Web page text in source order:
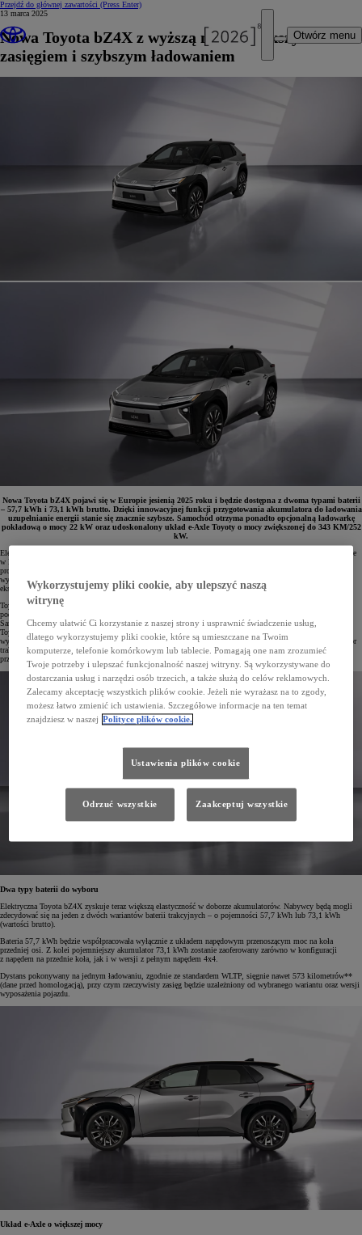
Przejdź do głównej zawartości (Press Enter)
Otwórz menu
13 marca 2025
Nowa Toyota bZ4X z wyższą mocą, większym
zasięgiem i szybszym ładowaniem
Nowa Toyota bZ4X pojawi się w Europie jesienią 2025 roku i będzie dostępna z dwoma typami baterii
– 57,7 kWh i 73,1 kWh brutto. Dzięki innowacyjnej funkcji przygotowania akumulatora do ładowania
uzupełnianie energii stanie się znacznie szybsze. Samochód otrzyma ponadto opcjonalną ładowarkę
pokładową o mocy 22 kW oraz udoskonalony układ e-Axle Toyoty o mocy zwiększonej do 343 KM/252
kW.
Elektryczny SUV Toyota bZ4X plasuje się w gronie pięciu najchętniej wybieranych pojazdów w swojej klasie
w Europie. Model, który w 2022 roku zapoczątkował rozbudowę zelektryfikowanej oferty japońskiego
producenta, przeszedł właśnie pierwszą tak wszechstronną aktualizację techniczną. Zmodernizowany pojazd
wyróżnia się udoskonalonymi parametrami jezdnymi oraz zwiększoną funkcjonalnością w codziennej
eksploatacji.
Toyota bZ4X to stuprocentowy SUV dostępny opcjonalnie z systemem napędu na wszystkie koła znacząco
podnoszącym stabilność prowadzenia i umożliwiającym sprawne poruszanie się poza utwardzonymi drogami.
Samochód wyróżnia się wyjątkową efektywnością energetyczną będącą owocem wieloletnich doświadczeń
Toyoty w rozwoju zelektryfikowanych układów napędowych, a także zastosowaniem wysokiej jakości,
wytrzymałego i bezawaryjnego akumulatora. Producent oferuje program przedłużonej gwarancji na akumulator
trakcyjny obejmujący okres do 10 lat lub miliona kilometrów przy zachowaniu warunku corocznych
przeglądów stanu akumulatora w autoryzowanej sieci serwisowej.*
Dwa typy baterii do wyboru
Elektryczna Toyota bZ4X zyskuje teraz większą elastyczność w doborze akumulatorów. Nabywcy będą mogli
zdecydować się na jeden z dwóch wariantów baterii trakcyjnych – o pojemności 57,7 kWh lub 73,1 kWh
(wartości brutto).
Bateria 57,7 kWh będzie współpracowała wyłącznie z układem napędowym przenoszącym moc na koła
przedniej osi. Z kolei pojemniejszy akumulator 73,1 kWh zostanie zaoferowany zarówno w konfiguracji
z napędem na przednie koła, jak i w wersji z pełnym napędem 4x4.
Dystans pokonywany na jednym ładowaniu, zgodnie ze standardem WLTP, sięgnie nawet 573 kilometrów**
(dane przed homologacją), przy czym rzeczywisty zasięg będzie uzależniony od wybranego wariantu oraz wersji
wyposażenia pojazdu.
Układ e-Axle o większej mocy
Wykorzystujemy pliki cookie, aby ulepszyć naszą
witrynę
Chcemy ułatwić Ci korzystanie z naszej strony i usprawnić świadczenie usług,
dlatego wykorzystujemy pliki cookie, które są umieszczane na Twoim
komputerze, telefonie komórkowym lub tablecie. Pomagają one nam zrozumieć
Twoje potrzeby i ulepszać funkcjonalność naszej witryny. Są wykorzystywane do
dostarczania usług i narzędzi osób trzecich, a także służą do celów reklamowych.
Zalecamy akceptację wszystkich plików cookie. Jeżeli nie wyrażasz na to zgody,
możesz łatwo zmienić ich ustawienia. Szczegółowe informacje na ten temat
znajdziesz w naszej Polityce plików cookie.
Ustawienia plików cookie
Odrzuć wszystkie Zaakceptuj wszystkie